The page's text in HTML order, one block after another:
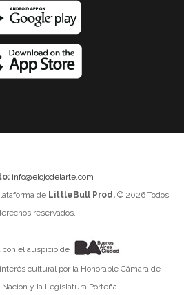
info@elojodelarte.com
de LittleBull Prod.© 2026 Todos
reservados.
con el auspicio de
cultural por la Honorable Cámara de
y la Legislatura Porteña